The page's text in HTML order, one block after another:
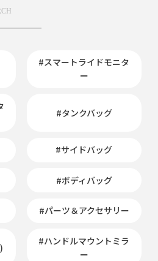
#スマートライドモニタ
ー
#タンクバッグ
#サイドバッグ
#ボディバッグ
#パーツ＆アクセサリー
#ハンドルマウントミラ
ー